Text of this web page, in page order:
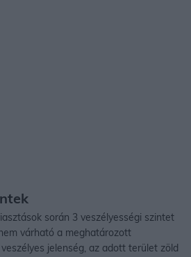
során 3 veszélyességi szintet
várható a meghatározott
jelenség, az adott terület zöld